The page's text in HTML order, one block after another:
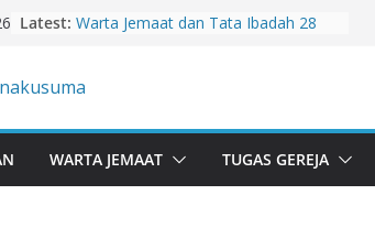
Latest: Warta Jemaat dan Tata Ibadah 28
Agustus 2026
Juli 2026
Warta Jemaat dan Tata Ibadah 19
WARTA JEMAAT TUGAS GEREJA